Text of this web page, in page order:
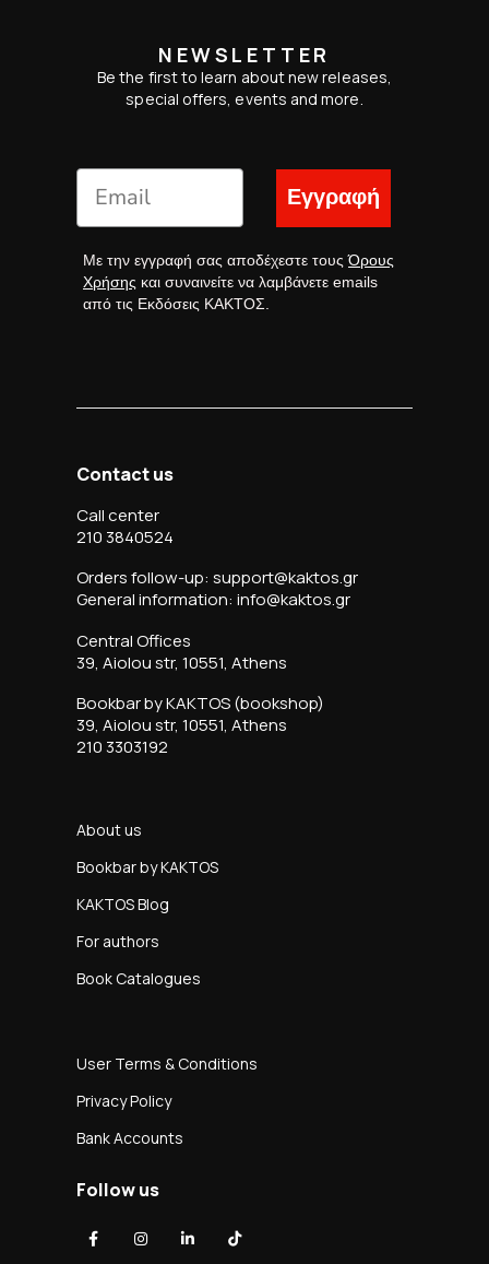
NEWSLETTER
Be the first to learn about new releases,
special offers, events and more.
Εγγραφή
Με την εγγραφή σας αποδέχεστε τουςΌρους
Χρήσης και συναινείτε να λαμβάνετε emails
από τις Εκδόσεις ΚΑΚΤΟΣ.
Contact us
Call center
210 3840524
Orders follow-up: support@kaktos.gr
General information: info@kaktos.gr
Central Offices
39, Aiolou str, 10551, Athens
Bookbar by KAKTOS (bookshop)
39, Aiolou str, 10551, Athens
210 3303192
About us
Bookbar by KAKTOS
KAKTOS Blog
For authors
Book Catalogues
User Terms & Conditions
Privacy Policy
Bank Accounts
Follow us